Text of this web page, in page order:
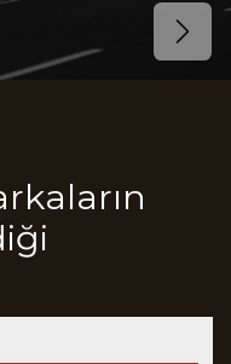
Next